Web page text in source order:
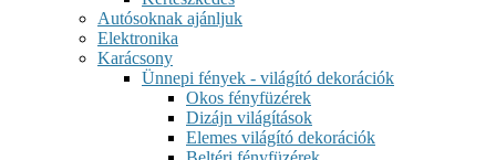
Autósoknak ajánljuk
Elektronika
Karácsony
Ünnepi fények - világító dekorációk
Okos fényfüzérek
Dizájn világítások
Elemes világító dekorációk